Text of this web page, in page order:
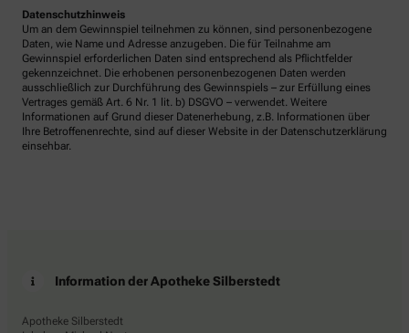
Datenschutzhinweis
Um an dem Gewinnspiel teilnehmen zu können, sind personenbezogene
Daten, wie Name und Adresse anzugeben. Die für Teilnahme am
Gewinnspiel erforderlichen Daten sind entsprechend als Pflichtfelder
gekennzeichnet. Die erhobenen personenbezogenen Daten werden
ausschließlich zur Durchführung des Gewinnspiels – zur Erfüllung eines
Vertrages gemäß Art. 6 Nr. 1 lit. b) DSGVO – verwendet. Weitere
Informationen auf Grund dieser Datenerhebung, z.B. Informationen über
Ihre Betroffenenrechte, sind auf dieser Website in der Datenschutzerklärung
einsehbar.
Information der Apotheke Silberstedt
Apotheke Silberstedt